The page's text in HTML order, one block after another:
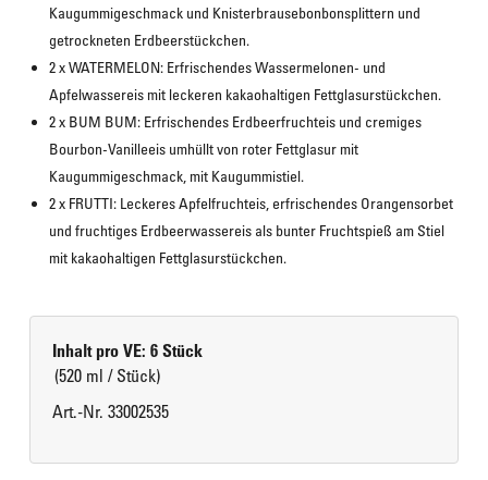
Kaugummigeschmack und Knisterbrausebonbonsplittern und
getrockneten Erdbeerstückchen.
2 x WATERMELON: Erfrischendes Wassermelonen- und
Apfelwassereis mit leckeren kakaohaltigen Fettglasurstückchen.
2 x BUM BUM: Erfrischendes Erdbeerfruchteis und cremiges
Bourbon-Vanilleeis umhüllt von roter Fettglasur mit
Kaugummigeschmack, mit Kaugummistiel.
2 x FRUTTI: Leckeres Apfelfruchteis, erfrischendes Orangensorbet
und fruchtiges Erdbeerwassereis als bunter Fruchtspieß am Stiel
mit kakaohaltigen Fettglasurstückchen.
Inhalt pro VE: 6 Stück
(520 ml / Stück)
Art.-Nr. 33002535